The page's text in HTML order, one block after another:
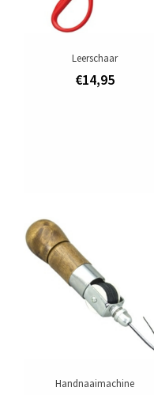
Leerschaar
€14,95
Handnaaimachine